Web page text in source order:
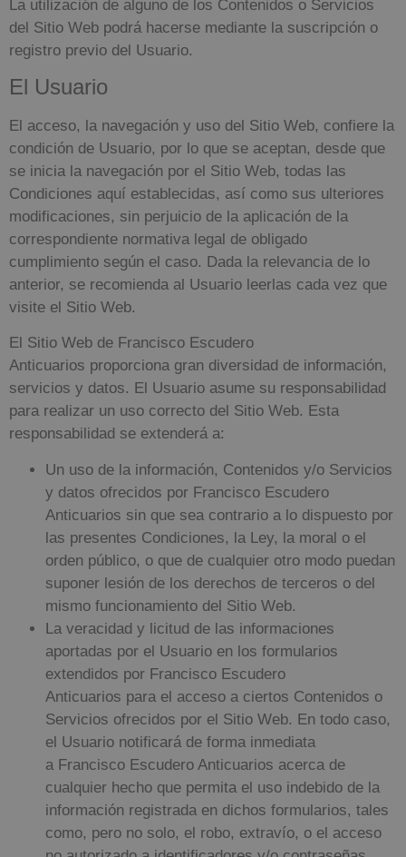
La utilización de alguno de los Contenidos o Servicios
del Sitio Web podrá hacerse mediante la suscripción o
registro previo del Usuario.
El Usuario
El acceso, la navegación y uso del Sitio Web, confiere la
condición de Usuario, por lo que se aceptan, desde que
se inicia la navegación por el Sitio Web, todas las
Condiciones aquí establecidas, así como sus ulteriores
modificaciones, sin perjuicio de la aplicación de la
correspondiente normativa legal de obligado
cumplimiento según el caso. Dada la relevancia de lo
anterior, se recomienda al Usuario leerlas cada vez que
visite el Sitio Web.
El Sitio Web de Francisco Escudero
Anticuarios proporciona gran diversidad de información,
servicios y datos. El Usuario asume su responsabilidad
para realizar un uso correcto del Sitio Web. Esta
responsabilidad se extenderá a:
Un uso de la información, Contenidos y/o Servicios
y datos ofrecidos por Francisco Escudero
Anticuarios sin que sea contrario a lo dispuesto por
las presentes Condiciones, la Ley, la moral o el
orden público, o que de cualquier otro modo puedan
suponer lesión de los derechos de terceros o del
mismo funcionamiento del Sitio Web.
La veracidad y licitud de las informaciones
aportadas por el Usuario en los formularios
extendidos por Francisco Escudero
Anticuarios para el acceso a ciertos Contenidos o
Servicios ofrecidos por el Sitio Web. En todo caso,
el Usuario notificará de forma inmediata
a Francisco Escudero Anticuarios acerca de
cualquier hecho que permita el uso indebido de la
información registrada en dichos formularios, tales
como, pero no solo, el robo, extravío, o el acceso